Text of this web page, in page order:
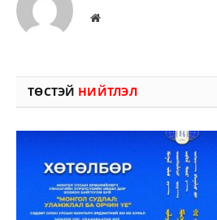
Вэбсайт
ТӨСТЭЙ НИЙТЛЭЛ